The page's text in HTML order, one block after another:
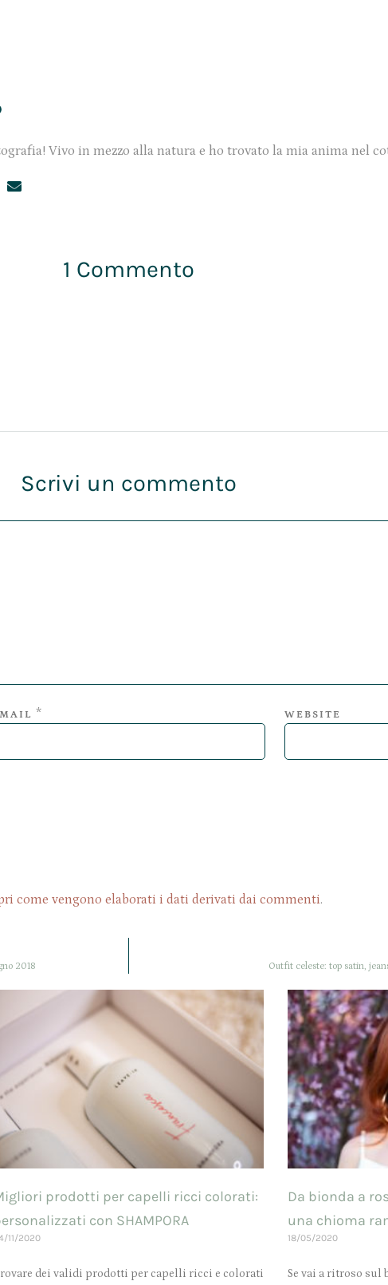
Vivo in mezzo alla natura e ho trovato la mia anima nel
1 Commento
Scrivi un commento
* WEBSITE
come vengono elaborati i dati derivati dai commenti.
2018 Outfit celeste: top satin,
prodotti per capelli ricci colorati:
con SHAMPORA
11/2020
dei validi prodotti per capelli ricci e colorati
Da bionda a
una chioma
18/05/2020
Se vai a ritroso sul